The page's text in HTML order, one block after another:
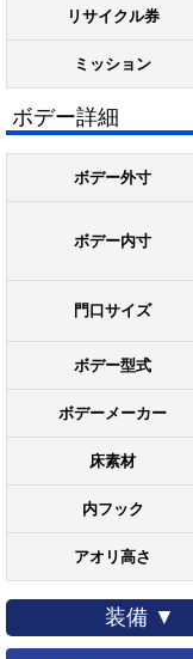
リサイクル券
ミッション
ボデー詳細
ボデー外寸
ボデー内寸
門口サイズ
ボデー型式
ボデーメーカー
床素材
内フック
アオリ高さ
装備 ▼